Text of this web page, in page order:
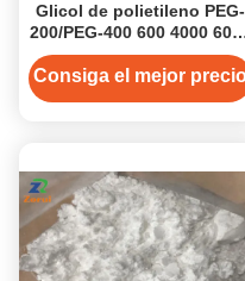
Glicol de polietileno PEG-
200/PEG-400 600 4000
8000 CAS 25322-68-3
Consiga el mejor